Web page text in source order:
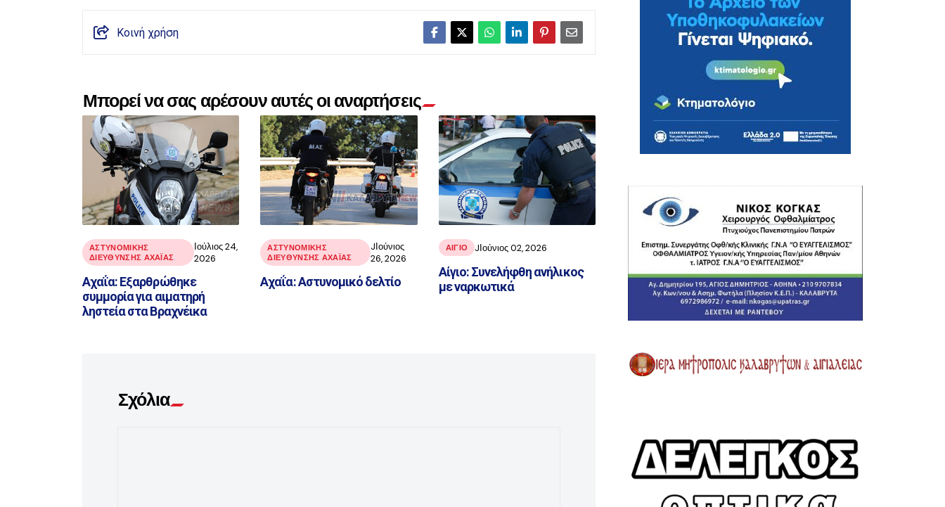
Κοινή χρήση
Μπορεί να σας αρέσουν αυτές οι αναρτήσεις
ΑΣΤΥΝΟΜΙΚΉΣ
ΔΙΕΎΘΥΝΣΗΣ ΑΧΑΪ́ΑΣ
Ιούλιος 24,
2026
Αχαΐα: Εξαρθρώθηκε
συμμορία για αιματηρή
ληστεία στα Βραχνέικα
ΑΣΤΥΝΟΜΙΚΉΣ
ΔΙΕΎΘΥΝΣΗΣ ΑΧΑΪ́ΑΣ
JΙούνιος
26, 2026
Αχαΐα: Αστυνομικό δελτίο
ΑΙΓΙΟ JΙούνιος 02, 2026
Αίγιο: Συνελήφθη ανήλικος
με ναρκωτικά
Σχόλια